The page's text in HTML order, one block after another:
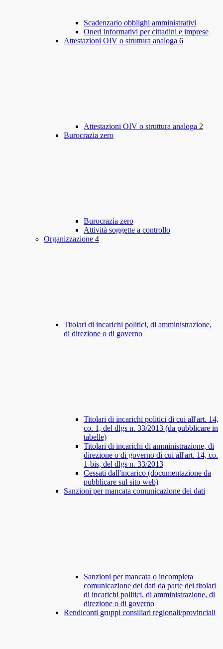
Scadenzario obblighi amministrativi
Oneri informativi per cittadini e imprese
Attestazioni OIV o struttura analoga 6
Attestazioni OIV o struttura analoga 2
Burocrazia zero
Burocrazia zero
Attività soggette a controllo
Organizzazione 4
Titolari di incarichi politici, di amministrazione,
di direzione o di governo
Titolari di incarichi politici di cui all'art. 14,
co. 1, del dlgs n. 33/2013 (da pubblicare in
tabelle)
Titolari di incarichi di amministrazione, di
direzione o di governo di cui all'art. 14, co.
1-bis, del dlgs n. 33/2013
Cessati dall'incarico (documentazione da
pubblicare sul sito web)
Sanzioni per mancata comunicazione dei dati
Sanzioni per mancata o incompleta
comunicazione dei dati da parte dei titolari
di incarichi politici, di amministrazione, di
direzione o di governo
Rendiconti gruppi consiliari regionali/provinciali